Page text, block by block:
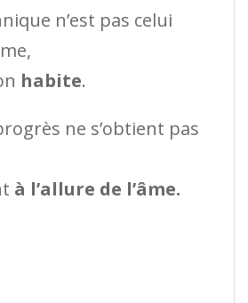
n’est pas celui
habite.
ne s’obtient pas
à l’allure de l’âme.